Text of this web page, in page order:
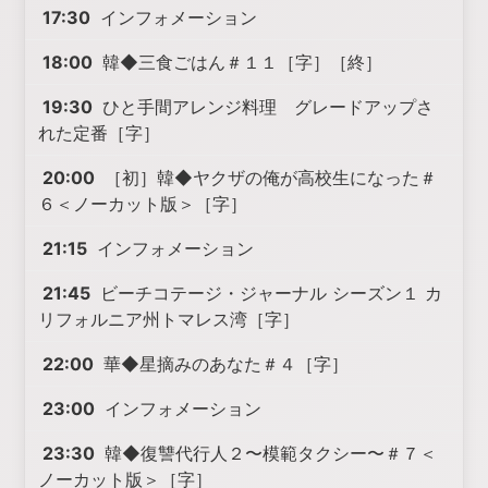
17:30 インフォメーション
18:00 韓◆三食ごはん＃１１［字］［終］
19:30 ひと手間アレンジ料理 グレードアップさ
れた定番［字］
20:00
［初］韓◆ヤクザの俺が高校生になった＃
６＜ノーカット版＞［字］
21:15 インフォメーション
21:45 ビーチコテージ・ジャーナル シーズン１ カ
リフォルニア州トマレス湾［字］
22:00 華◆星摘みのあなた＃４［字］
23:00 インフォメーション
23:30 韓◆復讐代行人２〜模範タクシー〜＃７＜
ノーカット版＞［字］